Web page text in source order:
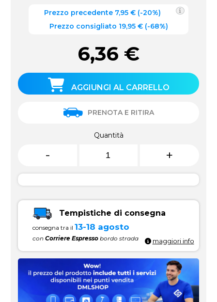
Prezzo precedente 7,95 € (-20%)
Prezzo consigliato 19,95 € (-68%)
6,36 €
AGGIUNGI AL CARRELLO
PRENOTA E RITIRA
Quantità
- +
Tempistiche di consegna
consegna tra il 13-18 agosto
conCorriere Espresso bordo strada maggiori info